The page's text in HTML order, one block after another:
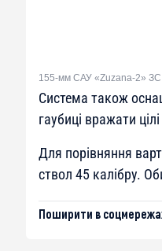
155-мм САУ «Zuzana-2»
Система також
гаубиці вражати
Для порівняння
ствол 45 калібру.
Поширити в